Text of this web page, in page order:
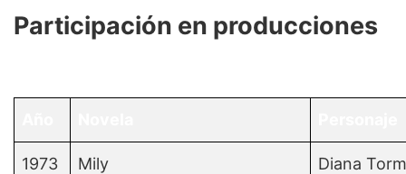
Participación en producciones
1973 Mily Diana